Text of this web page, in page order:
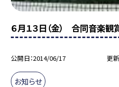
６月１３日（金） 合同音楽観
公開日 2014/06/17 更
お知らせ